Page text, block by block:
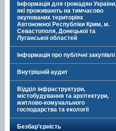
Інформація для громадян України,
які проживають на тимчасово
окупованих територіях
Автономної Республіки Крим, м.
Севастополя, Донецької та
Луганської областей
Інформація про публічні закупівлі
Внутрішній аудит
Відділ інфраструктури,
містобудування та архітектури,
житлово-комунального
господарства та екології
Безбар’єрність